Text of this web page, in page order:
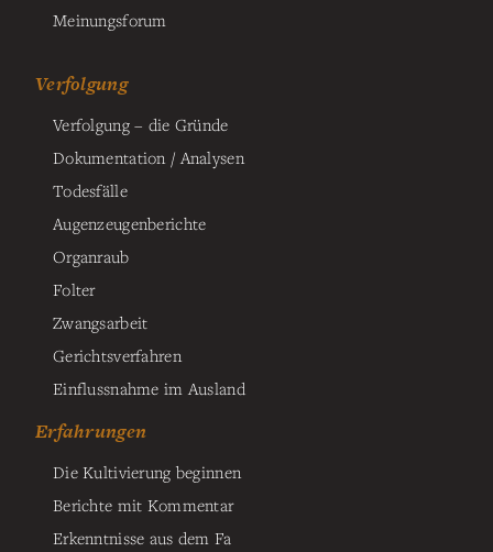
Meinungsforum
Verfolgung
Verfolgung – die Gründe
Dokumentation / Analysen
Todesfälle
Augenzeugenberichte
Organraub
Folter
Zwangsarbeit
Gerichtsverfahren
Einflussnahme im Ausland
Erfahrungen
Die Kultivierung beginnen
Berichte mit Kommentar
Erkenntnisse aus dem Fa